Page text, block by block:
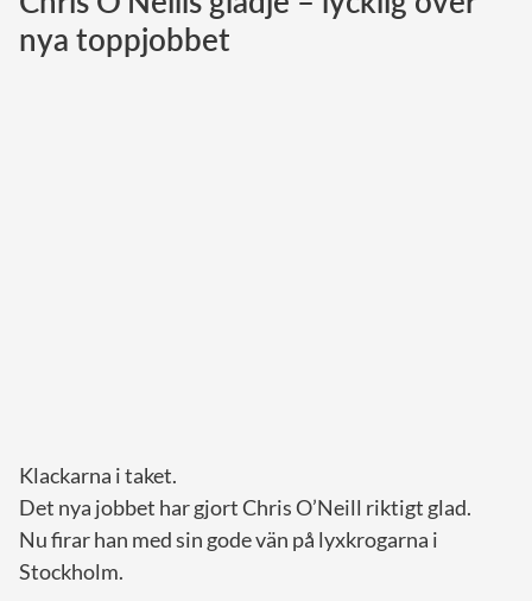
Norska kungahuset
nya toppjobbet
Klackarna i taket.
Det nya jobbet har gjort Chris O’Neill riktigt glad.
Nu firar han med sin gode vän på lyxkrogarna i
Stockholm.